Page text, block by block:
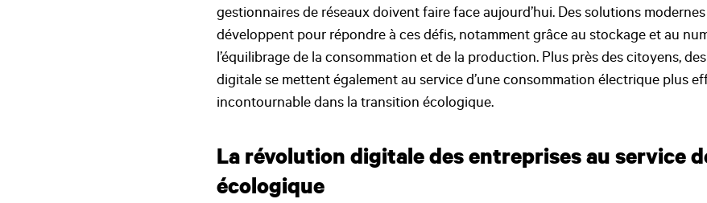
gestionnaires de réseaux doivent faire face aujourd’hui. Des solutions
développent pour répondre à ces défis, notamment grâce au stockage et au
l’équilibrage de la consommation et de la production. Plus près des citoyens,
digitale se mettent également au service d’une consommation électrique plus
incontournable dans la transition écologique.
La révolution digitale des entreprises au service
écologique